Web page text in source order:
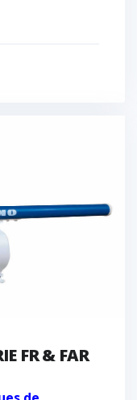
FR & FAR